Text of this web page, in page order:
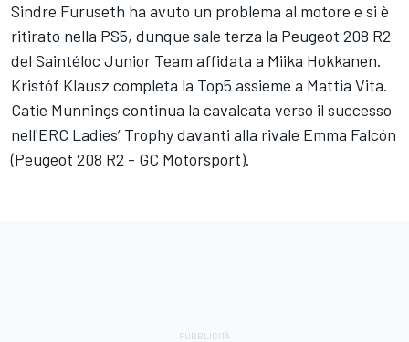
Sindre Furuseth ha avuto un problema al motore e si è
ritirato nella PS5, dunque sale terza la Peugeot 208 R2
del Saintéloc Junior Team affidata a Miika Hokkanen.
Kristóf Klausz completa la Top5 assieme a Mattia Vita.
Catie Munnings continua la cavalcata verso il successo
nell'ERC Ladies’ Trophy davanti alla rivale Emma Falcón
(Peugeot 208 R2 - GC Motorsport).